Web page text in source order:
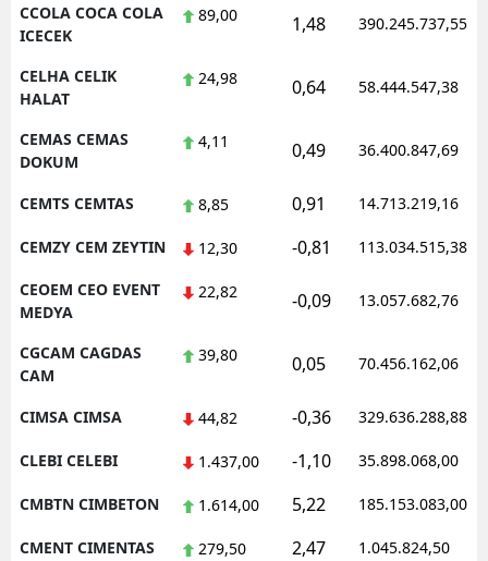
CCOLA COCA COLA
ICECEK
89,00 1,48 390.245.737,55
CELHA CELIK
HALAT
24,98 0,64 58.444.547,38
CEMAS CEMAS
DOKUM
4,11 0,49 36.400.847,69
CEMTS CEMTAS 8,85 0,91 14.713.219,16
CEMZY CEM ZEYTIN 12,30 -0,81 113.034.515,38
CEOEM CEO EVENT
MEDYA
22,82 -0,09 13.057.682,76
CGCAM CAGDAS
CAM
39,80 0,05 70.456.162,06
CIMSA CIMSA 44,82 -0,36 329.636.288,88
CLEBI CELEBI 1.437,00 -1,10 35.898.068,00
CMBTN CIMBETON 1.614,00 5,22 185.153.083,00
CMENT CIMENTAS 279,50 2,47 1.045.824,50